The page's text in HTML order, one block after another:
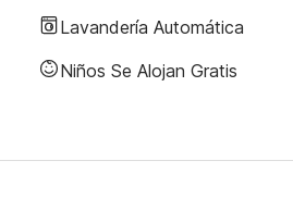
Lavandería Automática
Niños Se Alojan Gratis